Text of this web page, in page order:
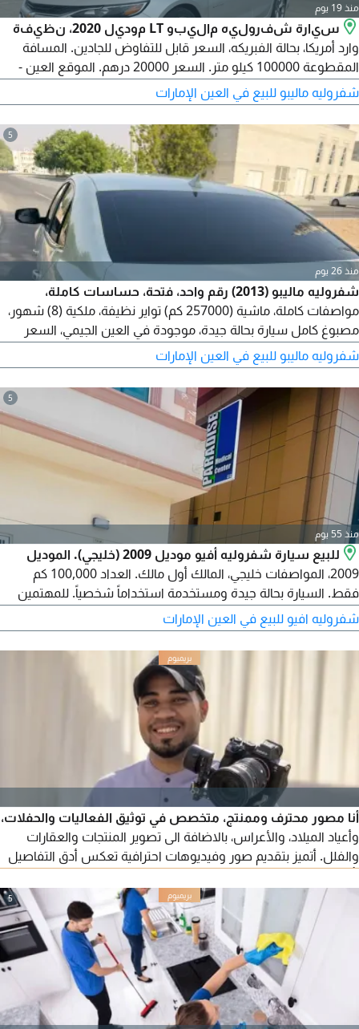
منذ 19 يوم
سيارة شفروليه ماليبو LT موديل 2020، نظيفة
وارد أمريكا، بحالة الفبريكه، السعر قابل للتفاوض للجادين. المسافة
المقطوعة 100000 كيلو متر. السعر 20000 درهم. الموقع العين -
اليحر.
شفروليه ماليبو للبيع في العين الإمارات
5
منذ 26 يوم
شفروليه ماليبو (2013) رقم واحد، فتحة، حساسات كاملة،
مواصفات كاملة، ماشية (257000 كم) تواير نظيفة، ملكية (8) شهور،
مصبوغ كامل سيارة بحالة جيدة، موجودة في العين الجيمي، السعر
(13000) وقابل للتفاوض، للتواصل
شفروليه ماليبو للبيع في العين الإمارات
5
منذ 55 يوم
للبيع سيارة شفروليه أفيو موديل 2009 (خليجي). الموديل
2009، المواصفات خليجي، المالك أول مالك. العداد 100,000 كم
فقط. السيارة بحالة جيدة ومستخدمة استخداماً شخصياً. للمهتمين
يرجى التواصل للاستفسار والمعاينة. رقم التواصل.
شفروليه افيو للبيع في العين الإمارات
أنا مصور محترف وممنتج، متخصص في توثيق الفعاليات والحفلات،
وأعياد الميلاد، والأعراس، بالاضافة الى تصوير المنتجات والعقارات
والفلل. أتميز بتقديم صور وفيديوهات احترافية تعكس أدق التفاصيل
5